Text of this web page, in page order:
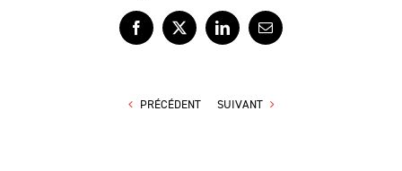
Facebook
X LinkedInCourriel
PRÉCÉDENT SUIVANT